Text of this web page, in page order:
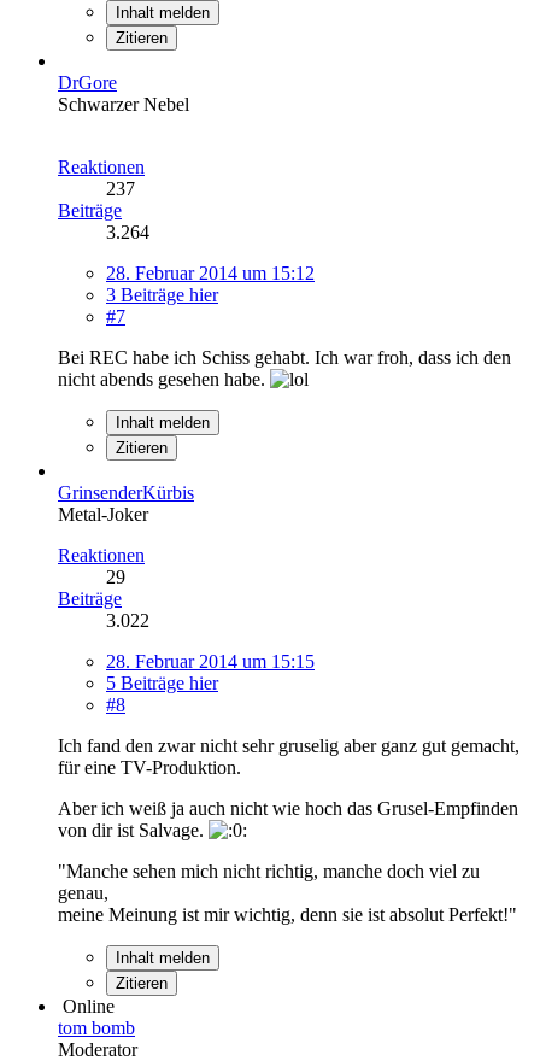
Inhalt melden
Zitieren
DrGore
Schwarzer Nebel
Reaktionen
237
Beiträge
3.264
28. Februar 2014 um 15:12
3 Beiträge hier
#7
Bei REC habe ich Schiss gehabt. Ich war froh, dass ich den
nicht abends gesehen habe.
Inhalt melden
Zitieren
GrinsenderKürbis
Metal-Joker
Reaktionen
29
Beiträge
3.022
28. Februar 2014 um 15:15
5 Beiträge hier
#8
Ich fand den zwar nicht sehr gruselig aber ganz gut gemacht,
für eine TV-Produktion.
Aber ich weiß ja auch nicht wie hoch das Grusel-Empfinden
von dir ist Salvage.
"Manche sehen mich nicht richtig, manche doch viel zu
genau,
meine Meinung ist mir wichtig, denn sie ist absolut Perfekt!"
Inhalt melden
Zitieren
Online
tom bomb
Moderator